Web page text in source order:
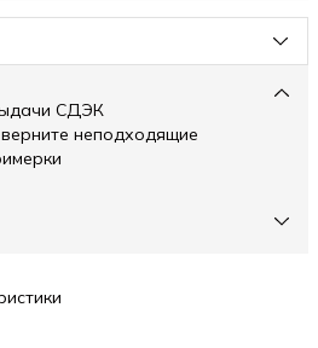
СДЭК
неподходящие